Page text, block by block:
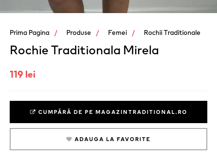
Prima Pagina Produse Femei Rochii Traditionale
Rochie Traditionala Mirela
119 lei
CUMPĂRĂ DE PE MAGAZINTRADITIONAL.RO
ADAUGA LA FAVORITE